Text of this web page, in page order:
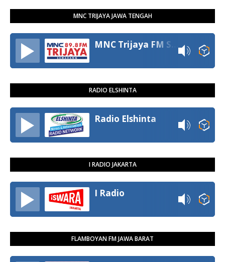
MNC TRIJAYA JAWA TENGAH
RADIO ELSHINTA
Radio Elshinta
I RADIO JAKARTA
I Radio
FLAMBOYAN FM JAWA BARAT